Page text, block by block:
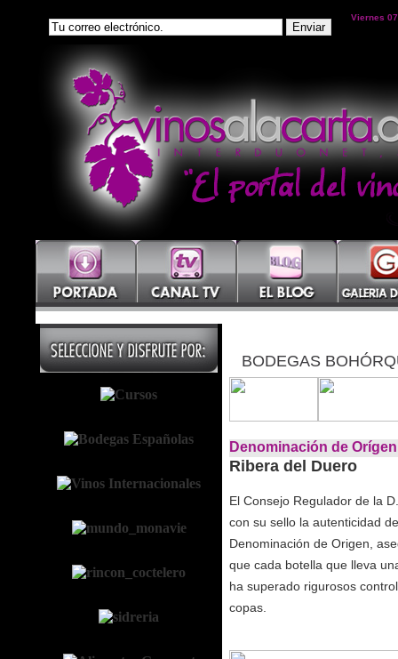
Viernes
BODEGAS
Denominación de
Ribera del Duero
El Consejo Regulador de la
con su sello la autenticidad
Denominación de Origen,
que cada botella que lleva
ha superado rigurosos
copas.